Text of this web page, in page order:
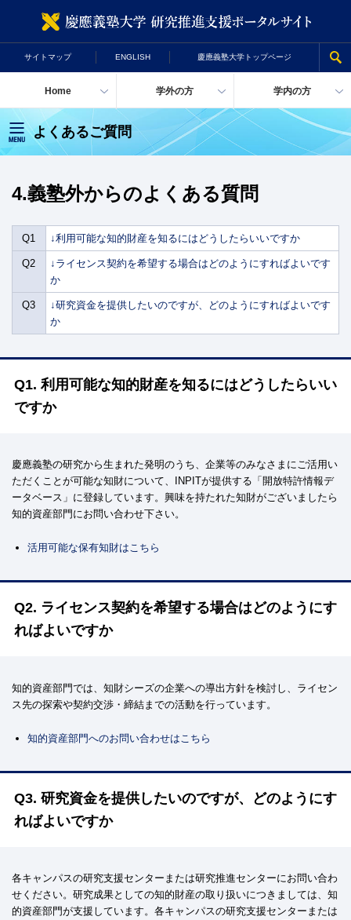
サイトマップ ENGLISH 慶應義塾大学トップページ
Home 学外の方 学内の方
4.義塾外からのよくある質問
Q1 ↓利用可能な知的財産を知るにはどうしたらいいですか
Q2
↓ライセンス契約を希望する場合はどのようにすればよいです
か
Q3
↓研究資金を提供したいのですが、どのようにすればよいです
か
Q1. 利用可能な知的財産を知るにはどうしたらいい
ですか
慶應義塾の研究から生まれた発明のうち、企業等のみなさまにご活用い
ただくことが可能な知財について、INPITが提供する「開放特許情報デ
ータベース」に登録しています。興味を持たれた知財がございましたら
知的資産部門にお問い合わせ下さい。
活用可能な保有知財はこちら
Q2. ライセンス契約を希望する場合はどのようにす
ればよいですか
知的資産部門では、知財シーズの企業への導出方針を検討し、ライセン
ス先の探索や契約交渉・締結までの活動を行っています。
知的資産部門へのお問い合わせはこちら
Q3. 研究資金を提供したいのですが、どのようにす
ればよいですか
各キャンパスの研究支援センターまたは研究推進センターにお問い合わ
せください。研究成果としての知的財産の取り扱いにつきましては、知
的資産部門が支援しています。各キャンパスの研究支援センターまたは
よくあるご質問